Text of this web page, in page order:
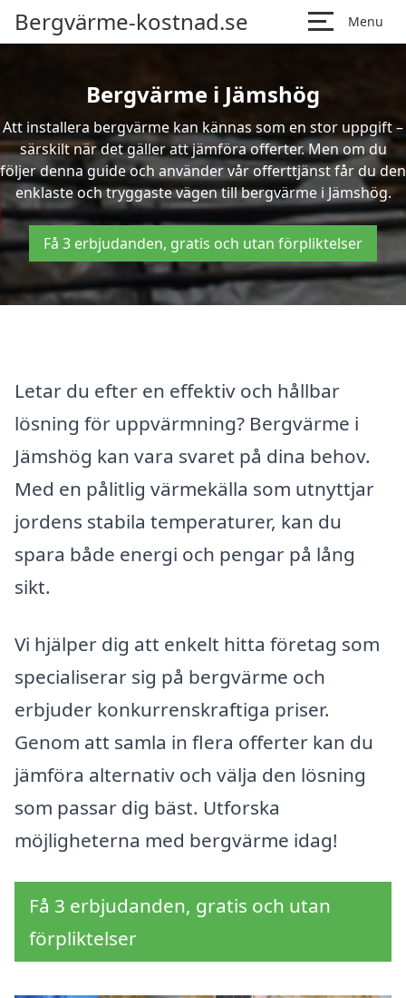
Bergvärme-kostnad.se Menu
Bergvärme i Jämshög
Att installera bergvärme kan kännas som en stor uppgift –
särskilt när det gäller att jämföra offerter. Men om du
följer denna guide och använder vår offerttjänst får du den
enklaste och tryggaste vägen till bergvärme i Jämshög.
Få 3 erbjudanden, gratis och utan förpliktelser
Letar du efter en effektiv och hållbar
lösning för uppvärmning? Bergvärme i
Jämshög kan vara svaret på dina behov.
Med en pålitlig värmekälla som utnyttjar
jordens stabila temperaturer, kan du
spara både energi och pengar på lång
sikt.
Vi hjälper dig att enkelt hitta företag som
specialiserar sig på bergvärme och
erbjuder konkurrenskraftiga priser.
Genom att samla in flera offerter kan du
jämföra alternativ och välja den lösning
som passar dig bäst. Utforska
möjligheterna med bergvärme idag!
Få 3 erbjudanden, gratis och utan
förpliktelser